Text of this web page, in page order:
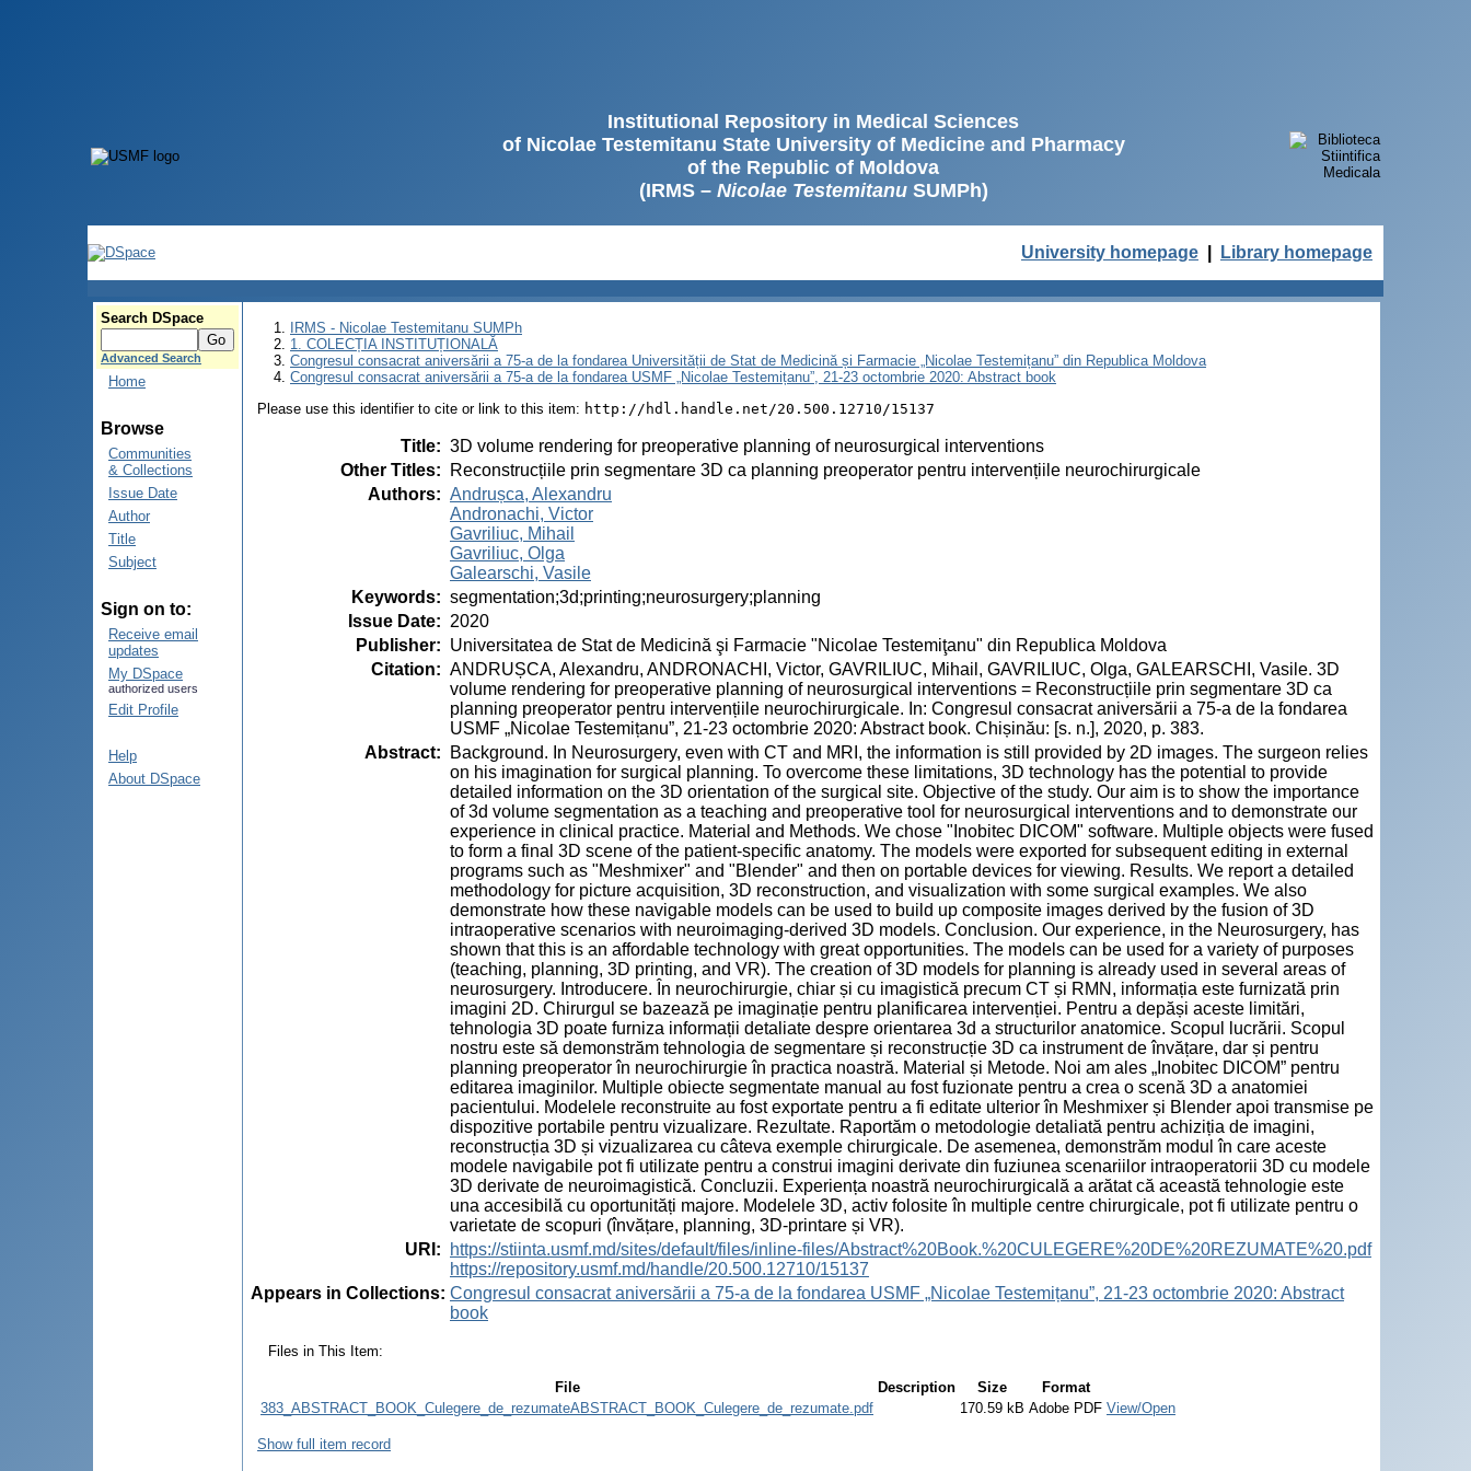
Institutional Repository in Medical Sciences
of Nicolae Testemitanu State University of Medicine and Pharmacy
of the Republic of Moldova
(IRMS – Nicolae TestemitanuSUMPh)
University homepage Library homepage
Search DSpace
Advanced Search
Home
Browse
Communities
& Collections
Issue Date
Author
Title
Subject
Sign on to:
Receive email
updates
My DSpace
authorized users
Edit Profile
Help
About DSpace
IRMS - Nicolae Testemitanu SUMPh
1. COLECȚIA INSTITUȚIONALĂ
Congresul consacrat aniversării a 75-a de la fondarea Universității de Stat de Medicină și Farmacie „Nicolae Testemițanu” din Republica Moldova
Congresul consacrat aniversării a 75-a de la fondarea USMF „Nicolae Testemițanu”, 21-23 octombrie 2020: Abstract book
Please use this identifier to cite or link to this item: http://hdl.handle.net/20.500.12710/15137
Title: 3D volume rendering for preoperative planning of neurosurgical interventions
Other Titles:
Reconstrucțiile prin segmentare 3D ca planning preoperator pentru intervențiile neurochirurgicale
Authors: Andrușca, Alexandru
Andronachi, Victor
Gavriliuc, Mihail
Gavriliuc, Olga
Galearschi, Vasile
Keywords: segmentation;3d;printing;neurosurgery;planning
Issue Date: 2020
Publisher: Universitatea de Stat de Medicină şi Farmacie "Nicolae Testemiţanu" din Republica Moldova
Citation: ANDRUȘCA, Alexandru, ANDRONACHI, Victor, GAVRILIUC, Mihail, GAVRILIUC, Olga, GALEARSCHI, Vasile. 3D
volume rendering for preoperative planning of neurosurgical interventions = Reconstrucțiile prin segmentare 3D ca
planning preoperator pentru intervențiile neurochirurgicale. In: Congresul consacrat aniversării a 75-a de la fondarea
USMF „Nicolae Testemițanu”, 21-23 octombrie 2020: Abstract book. Chișinău: [s. n.], 2020, p. 383.
Abstract:
Background. In Neurosurgery, even with CT and MRI, the information is still provided by 2D images. The surgeon relies
on his imagination for surgical planning. To overcome these limitations, 3D technology has the potential to provide
detailed information on the 3D orientation of the surgical site. Objective of the study. Our aim is to show the importance
of 3d volume segmentation as a teaching and preoperative tool for neurosurgical interventions and to demonstrate our
experience in clinical practice. Material and Methods. We chose "Inobitec DICOM" software. Multiple objects were fused
to form a final 3D scene of the patient-specific anatomy. The models were exported for subsequent editing in external
programs such as "Meshmixer" and "Blender" and then on portable devices for viewing. Results. We report a detailed
methodology for picture acquisition, 3D reconstruction, and visualization with some surgical examples. We also
demonstrate how these navigable models can be used to build up composite images derived by the fusion of 3D
intraoperative scenarios with neuroimaging-derived 3D models. Conclusion. Our experience, in the Neurosurgery, has
shown that this is an affordable technology with great opportunities. The models can be used for a variety of purposes
(teaching, planning, 3D printing, and VR). The creation of 3D models for planning is already used in several areas of
neurosurgery. Introducere. În neurochirurgie, chiar și cu imagistică precum CT și RMN, informația este furnizată prin
imagini 2D. Chirurgul se bazează pe imaginație pentru planificarea intervenției. Pentru a depăși aceste limitări,
tehnologia 3D poate furniza informații detaliate despre orientarea 3d a structurilor anatomice. Scopul lucrării. Scopul
nostru este să demonstrăm tehnologia de segmentare și reconstrucție 3D ca instrument de învățare, dar și pentru
planning preoperator în neurochirurgie în practica noastră. Material și Metode. Noi am ales „Inobitec DICOM” pentru
editarea imaginilor. Multiple obiecte segmentate manual au fost fuzionate pentru a crea o scenă 3D a anatomiei
pacientului. Modelele reconstruite au fost exportate pentru a fi editate ulterior în Meshmixer și Blender apoi transmise pe
dispozitive portabile pentru vizualizare. Rezultate. Raportăm o metodologie detaliată pentru achiziția de imagini,
reconstrucția 3D și vizualizarea cu câteva exemple chirurgicale. De asemenea, demonstrăm modul în care aceste
modele navigabile pot fi utilizate pentru a construi imagini derivate din fuziunea scenariilor intraoperatorii 3D cu modele
3D derivate de neuroimagistică. Concluzii. Experiența noastră neurochirurgicală a arătat că această tehnologie este
una accesibilă cu oportunități majore. Modelele 3D, activ folosite în multiple centre chirurgicale, pot fi utilizate pentru o
varietate de scopuri (învățare, planning, 3D-printare și VR).
URI :
https://stiinta.usmf.md/sites/default/files/inline-files/Abstract%20Book.%20CULEGERE%20DE%20REZUMATE%20.pdf
https://repository.usmf.md/handle/20.500.12710/15137
Appears in Collections: Congresul consacrat aniversării a 75-a de la fondarea USMF „Nicolae Testemițanu”, 21-23 octombrie 2020: Abstract
book
Files in This Item:
File Description Size
Format
383_ABSTRACT_BOOK_Culegere_de_rezumateABSTRACT_BOOK_Culegere_de_rezumate.pdf
170.59 kB Adobe PDF View/Open
Show full item record